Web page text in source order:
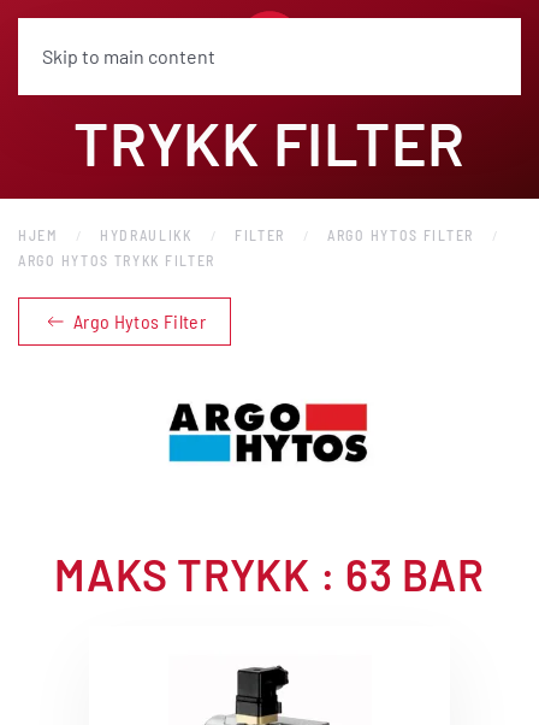
Skip to main content
TRYKK FILTER
HJEM HYDRAULIKK FILTER
ARGO HYTOS FILTER
ARGO HYTOS TRYKK FILTER
Argo Hytos Filter
MAKS TRYKK : 63 BAR